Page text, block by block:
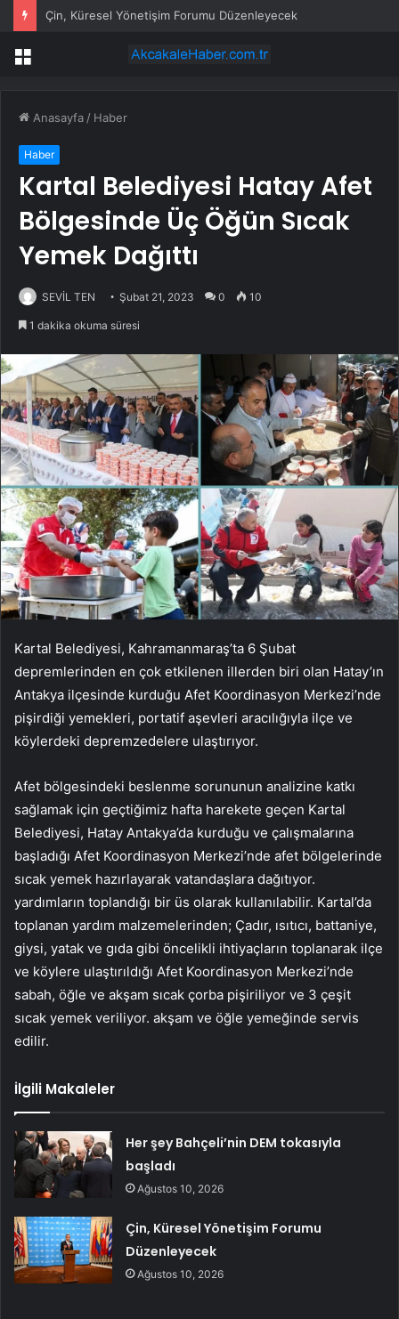
Çin, Küresel Yönetişim Forumu Düzenleyecek
Menü
Anasayfa / Haber
Haber
Kartal Belediyesi Hatay Afet
Bölgesinde Üç Öğün Sıcak
Yemek Dağıttı
SEVİL TEN Şubat 21, 2023 0 10
1 dakika okuma süresi
Kartal Belediyesi, Kahramanmaraş’ta 6 Şubat
depremlerinden en çok etkilenen illerden biri olan Hatay’ın
Antakya ilçesinde kurduğu Afet Koordinasyon Merkezi’nde
pişirdiği yemekleri, portatif aşevleri aracılığıyla ilçe ve
köylerdeki depremzedelere ulaştırıyor.
Afet bölgesindeki beslenme sorununun analizine katkı
sağlamak için geçtiğimiz hafta harekete geçen Kartal
Belediyesi, Hatay Antakya’da kurduğu ve çalışmalarına
başladığı Afet Koordinasyon Merkezi’nde afet bölgelerinde
sıcak yemek hazırlayarak vatandaşlara dağıtıyor.
yardımların toplandığı bir üs olarak kullanılabilir. Kartal’da
toplanan yardım malzemelerinden; Çadır, ısıtıcı, battaniye,
giysi, yatak ve gıda gibi öncelikli ihtiyaçların toplanarak ilçe
ve köylere ulaştırıldığı Afet Koordinasyon Merkezi’nde
sabah, öğle ve akşam sıcak çorba pişiriliyor ve 3 çeşit
sıcak yemek veriliyor. akşam ve öğle yemeğinde servis
edilir.
İlgili Makaleler
Her şey Bahçeli’nin DEM tokasıyla
başladı
Ağustos 10, 2026
Çin, Küresel Yönetişim Forumu
Düzenleyecek
Ağustos 10, 2026